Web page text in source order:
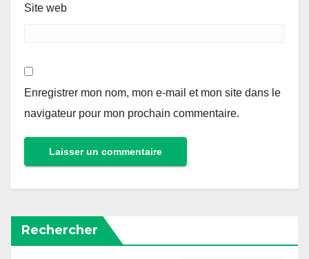
Site web
Enregistrer mon nom, mon e-mail et mon site dans le
navigateur pour mon prochain commentaire.
Rechercher